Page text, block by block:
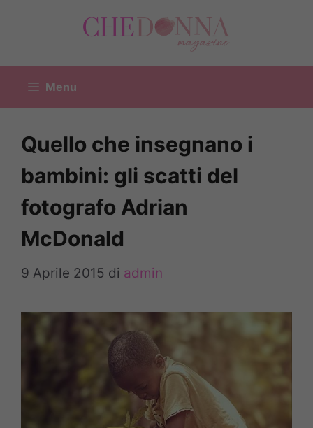
Menu
Quello che insegnano i
bambini: gli scatti del
fotografo Adrian
McDonald
9 Aprile 2015 di admin